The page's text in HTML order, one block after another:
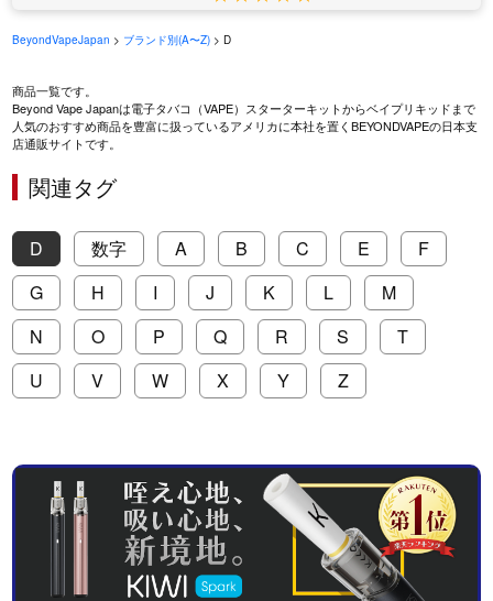
BeyondVapeJapan > ブランド別(A〜Z) > D
商品一覧です。
Beyond Vape Japanは電子タバコ（VAPE）スターターキットからベイプリキッドまで
人気のおすすめ商品を豊富に扱っているアメリカに本社を置くBEYONDVAPEの日本支
店通販サイトです。
関連タグ
D 数字 A B C E
F
G
H I J K L
M
N
O P Q R S
T
U
V W X Y Z